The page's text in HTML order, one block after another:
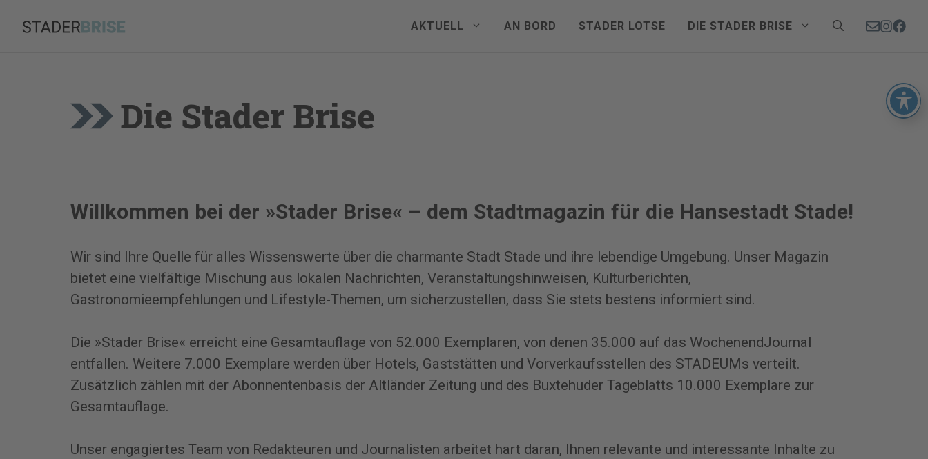
Inhalt
AKTUELL AN BORD STADER LOTSE DIE STADER BRISE
Die Stader Brise
Willkommen bei der »Stader Brise« – dem Stadtmagazin für die Hansestadt Stade!
Wir sind Ihre Quelle für alles Wissenswerte über die charmante Stadt Stade und ihre lebendige Umgebung. Unser Magazin
bietet eine vielfältige Mischung aus lokalen Nachrichten, Veranstaltungshinweisen, Kulturberichten,
Gastronomieempfehlungen und Lifestyle-Themen, um sicherzustellen, dass Sie stets bestens informiert sind.
Die »Stader Brise« erreicht eine Gesamtauflage von 52.000 Exemplaren, von denen 35.000 auf das WochenendJournal
entfallen. Weitere 7.000 Exemplare werden über Hotels, Gaststätten und Vorverkaufsstellen des STADEUMs verteilt.
Zusätzlich zählen mit der Abonnentenbasis der Altländer Zeitung und des Buxtehuder Tageblatts 10.000 Exemplare zur
Gesamtauflage.
Unser engagiertes Team von Redakteuren und Journalisten arbeitet hart daran, Ihnen relevante und interessante Inhalte zu